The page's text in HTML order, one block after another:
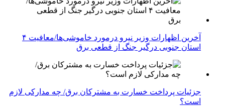
آخرین اظهارات وزیر نیرو درمورد خاموشی‌ها/معافیت ۴
استان جنوبی درگیر جنگ از قطعی برق
جزئیات پرداخت خسارت به مشترکان برق/ چه مدارکی لازم
است؟